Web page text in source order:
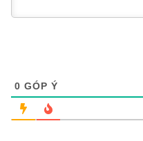
0 GÓP Ý